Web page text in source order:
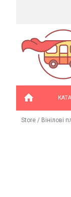
Store / Вінілові